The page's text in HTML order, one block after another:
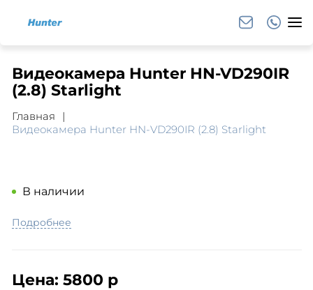
Видеокамера Hunter HN-VD290IR
(2.8) Starlight
Главная
Видеокамера Hunter HN-VD290IR (2.8) Starlight
В наличии
Подробнее
Цена: 5800 р